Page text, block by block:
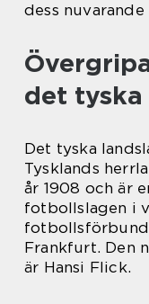
dess nuvarande
det
Det tyska
Tysklands
år 1908 och är
fotbollslagen i
Frankfurt. Den
är Hansi Flick.